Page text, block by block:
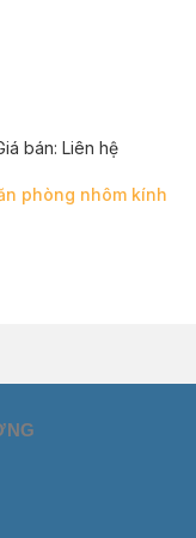
bán: Liên hệ
phòng nhôm kính